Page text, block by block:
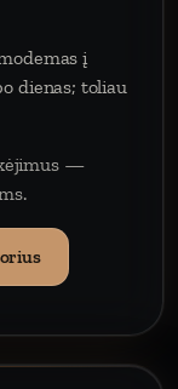
į
dienas; toliau
—